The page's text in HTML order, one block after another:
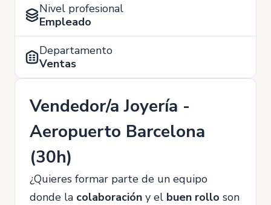
Nivel profesional
Empleado
Departamento
Ventas
Vendedor/a Joyería -
Aeropuerto Barcelona
(30h)
¿Quieres formar parte de un equipo
donde la colaboración y el buen rollo son